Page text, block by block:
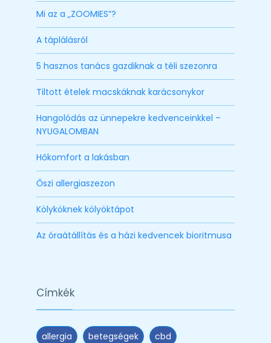
Mi az a „ZOOMIES”?
A táplálásról
5 hasznos tanács gazdiknak a téli szezonra
Tiltott ételek macskáknak karácsonykor
Hangolódás az ünnepekre kedvenceinkkel –
NYUGALOMBAN
Hőkomfort a lakásban
Őszi allergiaszezon
Kölyköknek kölyöktápot
Az óraátállítás és a házi kedvencek bioritmusa
Címkék
allergia betegségek cbd